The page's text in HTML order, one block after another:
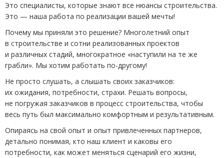
Это специалисты, которые знают все нюансы строительства.
Это — наша работа по реализации вашей мечты!
Почему мы приняли это решение? Многолетний опыт
в строительстве и сотни реализованных проектов
и различных стадий, многократное «наступили на те же
грабли». Мы хотим работать по-другому!
Не просто слушать, а слышать своих заказчиков:
их ожидания, потребности, страхи. Решать вопросы,
не погружая заказчиков в процесс строительства, чтобы
весь путь был максимально комфортным и результативным.
Опираясь на свой опыт и опыт привлеченных партнеров,
детально понимая, кто наш клиент и каковы его
потребности, как может меняться сценарий его жизни,